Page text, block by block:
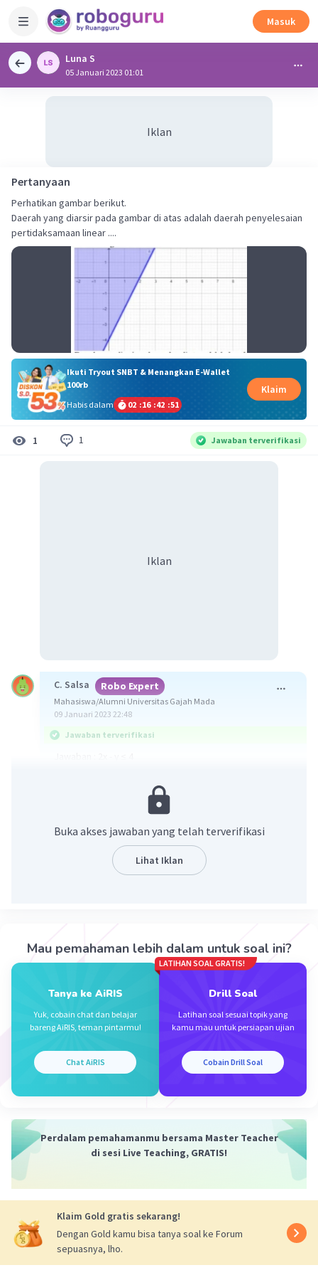
Masuk
Luna S
05 Januari 2023 01:01
Iklan
Pertanyaan
Perhatikan gambar berikut.
Daerah yang diarsir pada gambar di atas adalah daerah penyelesaian
pertidaksamaan linear ....
Ikuti Tryout SNBT & Menangkan E-Wallet
100rb
Habis dalam
02 :16 :42 :51
Klaim
1 1 Jawaban terverifikasi
Iklan
C. Salsa Robo Expert
Mahasiswa/Alumni Universitas Gajah Mada
09 Januari 2023 22:48
Jawaban terverifikasi
Persamaan garis yang melalui titik (b,0) dan (0,a) adalah
Persamaan garis yang melalui (2,0) dan (0,-4) adalah
-4x + 2y = 2•(-4)
Daerah yang diarsir memuat titik (0,0)
2•0 - 0 ... 4
Diperoleh pertidaksamaan linearnya adalah
2x - y ≤ 4
Jadi, Daerah yang diarsir pada gambar di atas adalah
daerah penyelesaian pertidaksamaan linear 2x - y ≤ 4
Iklan
Buka akses jawaban yang telah terverifikasi
Lihat Iklan
Mau pemahaman lebih dalam untuk soal ini?
Tanya ke AiRIS
Yuk, cobain chat dan belajar
bareng AiRIS, teman pintarmu!
Chat AiRIS
LATIHAN SOAL GRATIS!
Drill Soal
Latihan soal sesuai topik yang
kamu mau untuk persiapan ujian
Cobain Drill Soal
Perdalam pemahamanmu bersama Master Teacher
di sesi Live Teaching, GRATIS!
Klaim Gold gratis sekarang!
Dengan Gold kamu bisa tanya soal ke Forum
sepuasnya, lho.